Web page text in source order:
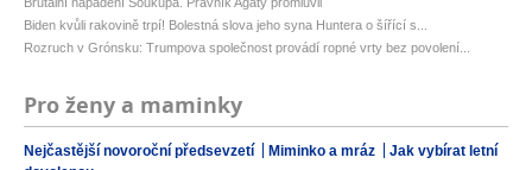
Biden kvůli rakovině trpí! Bolestná slova jeho syna Huntera o šířící s...
Rozruch v Grónsku: Trumpova společnost provádí ropné vrty bez povolení...
Pro ženy a maminky
Nejčastější novoroční předsevzetí Miminko a mráz
Jak vybírat letní